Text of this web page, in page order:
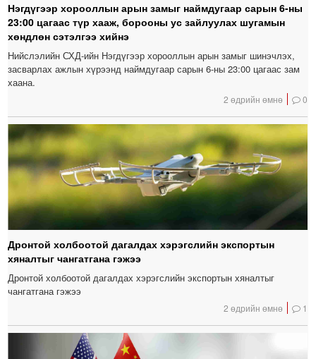
Нэгдүгээр хорооллын арын замыг наймдугаар сарын 6-ны
23:00 цагаас түр хааж, борооны ус зайлуулах шугамын
хөндлөн сэтэлгээ хийнэ
Нийслэлийн СХД-ийн Нэгдүгээр хорооллын арын замыг шинэчлэх,
засварлах ажлын хүрээнд наймдугаар сарын 6-ны 23:00 цагаас зам
хаана.
2 өдрийн өмнө 0
Дронтой холбоотой дагалдах хэрэгслийн экспортын
хяналтыг чангатгана гэжээ
Дронтой холбоотой дагалдах хэрэгслийн экспортын хяналтыг
чангатгана гэжээ
2 өдрийн өмнө 1